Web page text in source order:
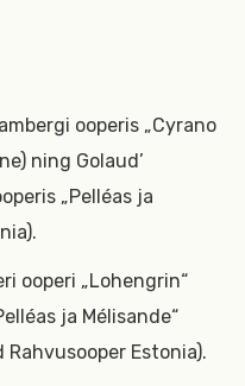
ooperis „Cyrano
ning Golaud’
„Pelléas ja
ooperi „Lohengrin“
ja Mélisande“
Estonia).